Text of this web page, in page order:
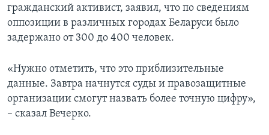
гражданский активист, заявил, что по сведениям
оппозиции в различных городах Беларуси было
задержано от 300 до 400 человек.
«Нужно отметить, что это приблизительные
данные. Завтра начнутся суды и правозащитные
организации смогут назвать более точную цифру»,
– сказал Вечерко.